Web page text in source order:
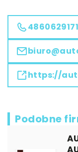
https://
Podobne